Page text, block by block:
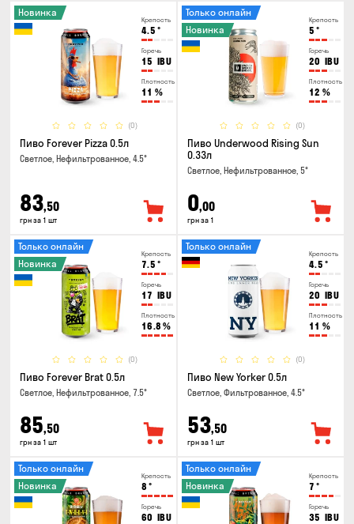
Крепость
4.5 °
Горечь
15 IBU
Плотность
11 %
(0)
Новинка
Пиво Forever Pizza 0.5л
Светлое, Нефильтрованное, 4.5°
83,50
грн за 1 шт
Крепость
5 °
Горечь
20 IBU
Плотность
12 %
(0)
Только онлайн
Новинка
Пиво Underwood Rising Sun
0.33л
Светлое, Нефильтрованное, 5°
0,00
грн за 1
Крепость
7.5 °
Горечь
17 IBU
Плотность
16.8 %
(0)
Только онлайн
Новинка
Пиво Forever Brat 0.5л
Светлое, Нефильтрованное, 7.5°
85,50
грн за 1 шт
Крепость
4.5 °
Горечь
20 IBU
Плотность
11 %
(0)
Только онлайн
Пиво New Yorker 0.5л
Светлое, Фильтрованное, 4.5°
53,50
грн за 1 шт
Крепость
8 °
Горечь
60 IBU
Только онлайн
Новинка
Крепость
7 °
Горечь
35 IBU
Только онлайн
Новинка